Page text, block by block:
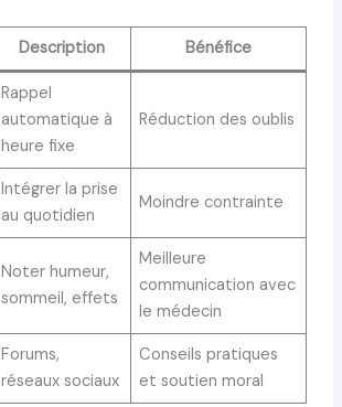
Description Bénéfice
Rappel
automatique à
heure fixe
Réduction des oublis
Intégrer la prise
au quotidien
Moindre contrainte
Noter humeur,
sommeil, effets
Meilleure
communication avec
le médecin
Forums,
réseaux sociaux
Conseils pratiques
et soutien moral